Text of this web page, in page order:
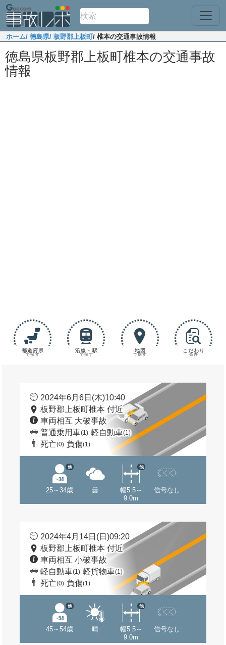
ホーム/ 徳島県/ 板野郡上板町/ 椎本の交通事故情報
徳島県板野郡上板町椎本の交通事故
情報
都道府県
で探す
沿線・駅
で探す
地図
で探す
こだわり
条件
2024年6月6日(木)10:40
板野郡上板町椎本 付近
車両相互 大破事故
普通乗用車(1) 軽自動車(1)
死亡(0) 負傷(1)
25～34歳
他
曇
幅5.5～
9.0m
他
信号なし
2024年4月14日(日)09:20
板野郡上板町椎本 付近
車両相互 小破事故
軽自動車(1) 軽貨物車(1)
死亡(0) 負傷(1)
45～54歳
他
晴
幅5.5～
9.0m
他
信号なし